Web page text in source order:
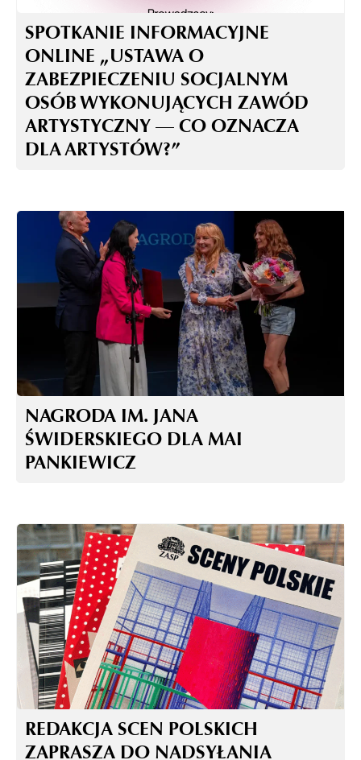
SPOTKANIE INFORMACYJNE
ONLINE „USTAWA O
ZABEZPIECZENIU SOCJALNYM
OSÓB WYKONUJĄCYCH ZAWÓD
ARTYSTYCZNY — CO OZNACZA
DLA ARTYSTÓW?”
NAGRODA IM. JANA
ŚWIDERSKIEGO DLA MAI
PANKIEWICZ
REDAKCJA SCEN POLSKICH
ZAPRASZA DO NADSYŁANIA